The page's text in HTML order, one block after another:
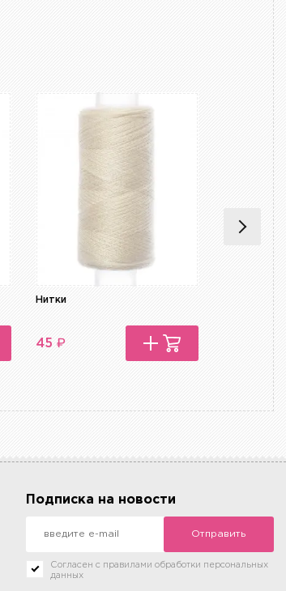
Нитки
45 ₽
Нитки
Подписка на новости
Отправить
Согласен с правилами обработки персональных
данных